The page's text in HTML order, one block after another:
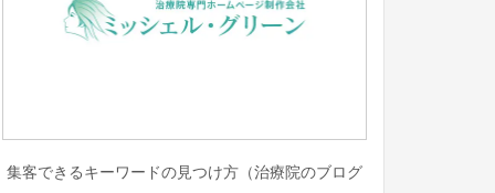
集客できるキーワードの見つけ方（治療院のブログ